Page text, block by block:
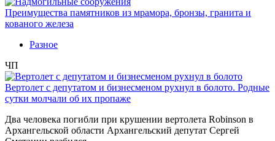
Преимущества памятников из мрамора, бронзы, гранита и
кованого железа
Разное
ЧП
Вертолет с депутатом и бизнесменом рухнул в болото. Родные
сутки молчали об их пропаже
Два человека погибли при крушении вертолета Robinson в
Архангельской области Архангельский депутат Сергей